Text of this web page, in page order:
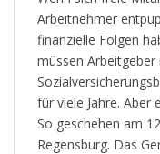
Arbeitnehmer
finanzielle Folgen
müssen Arbeitgeber
für viele Jahre. Aber
So geschehen am
Regensburg. Das